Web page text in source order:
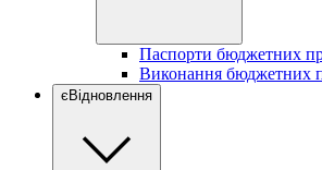
Паспорти бюджетних
Виконання бюджетних
єВідновлення